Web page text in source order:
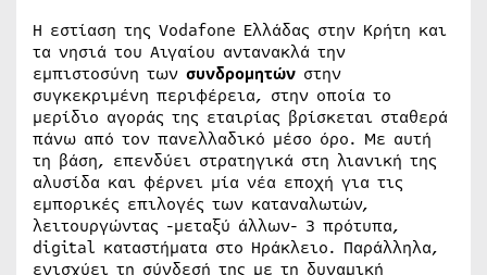
Η εστίαση της Vodafone Ελλάδας στην Κρήτη και
τα νησιά του Αιγαίου αντανακλά την
εμπιστοσύνη των συνδρομητών στην
συγκεκριμένη περιφέρεια, στην οποία το
μερίδιο αγοράς της εταιρίας βρίσκεται σταθερά
πάνω από τον πανελλαδικό μέσο όρο. Με αυτή
τη βάση, επενδύει στρατηγικά στη λιανική της
αλυσίδα και φέρνει μία νέα εποχή για τις
εμπορικές επιλογές των καταναλωτών,
λειτουργώντας -μεταξύ άλλων- 3 πρότυπα,
digital καταστήματα στο Ηράκλειο. Παράλληλα,
ενισχύει τη σύνδεσή της με τη δυναμική